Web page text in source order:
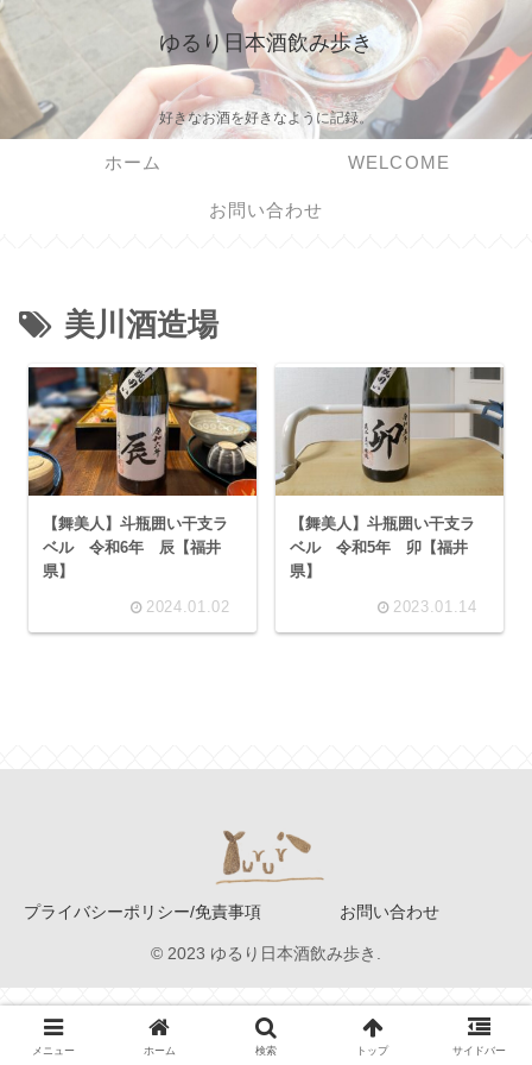
ゆるり日本酒飲み歩き
好きなお酒を好きなように記録。
ホーム WELCOME
お問い合わせ
美川酒造場
【舞美人】斗瓶囲い干支ラ
ベル 令和6年 辰【福井
県】
2024.01.02
【舞美人】斗瓶囲い干支ラ
ベル 令和5年 卯【福井
県】
2023.01.14
プライバシーポリシー/免責事項 お問い合わせ
© 2023 ゆるり日本酒飲み歩き.
メニュー ホーム 検索 トップ サイドバー